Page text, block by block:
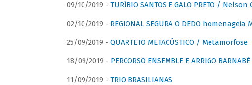
09/10/2019 - TURÍBIO SANTOS E GALO PRETO /
02/10/2019 - REGIONAL SEGURA O DEDO homenageia
25/09/2019 - QUARTETO METACÚSTICO / Metamorfose
18/09/2019 - PERCORSO ENSEMBLE E ARRIGO
11/09/2019 - TRIO BRASILIANAS